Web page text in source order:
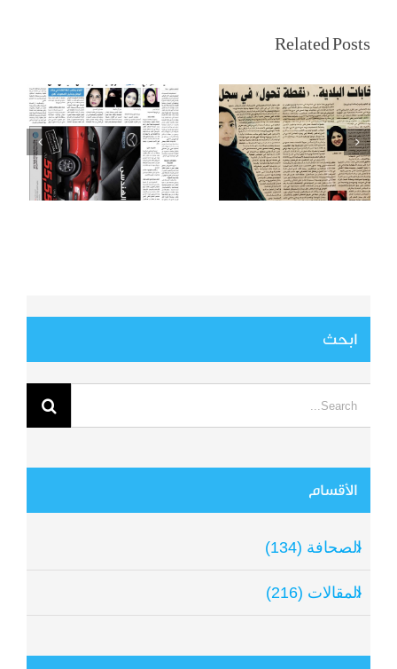
Related Posts
من أغلى ملك
المجالس البلدية
ابحث
for:
الأقسام
الصحافة (134)
المقالات (216)